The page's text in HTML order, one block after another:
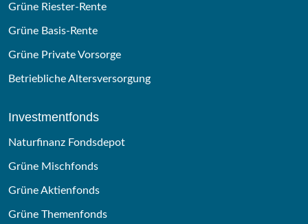
Grüne Riester-Rente
Grüne Basis-Rente
Grüne Private Vorsorge
Betriebliche Altersversorgung
Investmentfonds
Naturfinanz Fondsdepot
Grüne Mischfonds
Grüne Aktienfonds
Grüne Themenfonds